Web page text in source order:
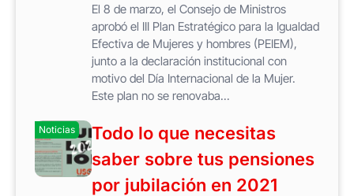
El 8 de marzo, el Consejo de Ministros
aprobó el III Plan Estratégico para la Igualdad
Efectiva de Mujeres y hombres (PEIEM),
junto a la declaración institucional con
motivo del Día Internacional de la Mujer.
Este plan no se renovaba...
Noticias
Todo lo que necesitas
saber sobre tus pensiones
por jubilación en 2021